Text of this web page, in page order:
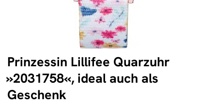
Prinzessin Lillifee Quarzuhr
»2031758«, ideal auch als
Geschenk